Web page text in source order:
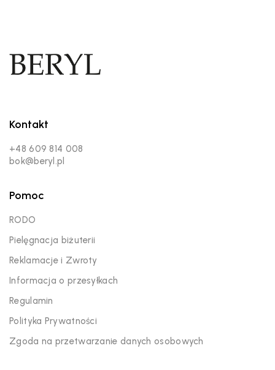
Kontakt
+48 609 814 008
bok@beryl.pl
Pomoc
RODO
Pielęgnacja biżuterii
Reklamacje i Zwroty
Informacja o przesyłkach
Regulamin
Polityka Prywatności
Zgoda na przetwarzanie danych osobowych